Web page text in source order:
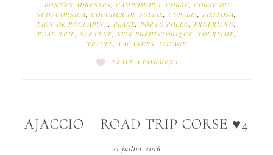
BONNES ADRESSES, CAMPOMORO, CORSE, CORSE DU
SUD, CORSICA, COUCHER DE SOLEIL, CUPABIA, FILITOSA,
LION DE ROCCAPINA, PLAGE, PORTO POLLO, PROPRIANO,
ROAD TRIP, SARTENE, SITE PREHISTORIQUE, TOURISME,
TRAVEL, VACANCES, VOYAGE
LEAVE A COMMENT
AJACCIO – ROAD TRIP CORSE ♥4
21 juillet 2016